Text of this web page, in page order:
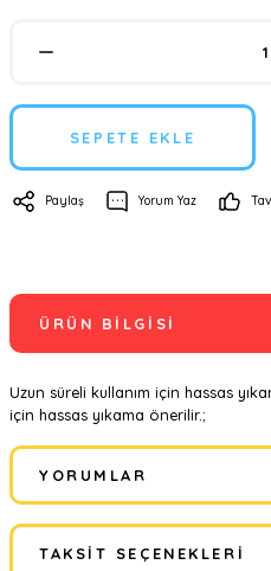
SEPETE EKLE
Paylaş Yorum Yaz
ÜRÜN BILGISI
Uzun süreli kullanım için hassas
için hassas yıkama önerilir.;
YORUMLAR
TAKSIT SEÇENEKLERI